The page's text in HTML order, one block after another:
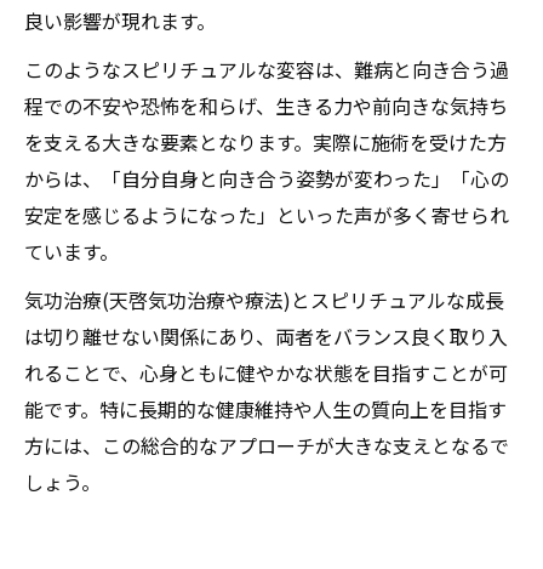
良い影響が現れます。
このようなスピリチュアルな変容は、難病と向き合う過
程での不安や恐怖を和らげ、生きる力や前向きな気持ち
を支える大きな要素となります。実際に施術を受けた方
からは、「自分自身と向き合う姿勢が変わった」「心の
安定を感じるようになった」といった声が多く寄せられ
ています。
気功治療(天啓気功治療や療法)とスピリチュアルな成長
は切り離せない関係にあり、両者をバランス良く取り入
れることで、心身ともに健やかな状態を目指すことが可
能です。特に長期的な健康維持や人生の質向上を目指す
方には、この総合的なアプローチが大きな支えとなるで
しょう。